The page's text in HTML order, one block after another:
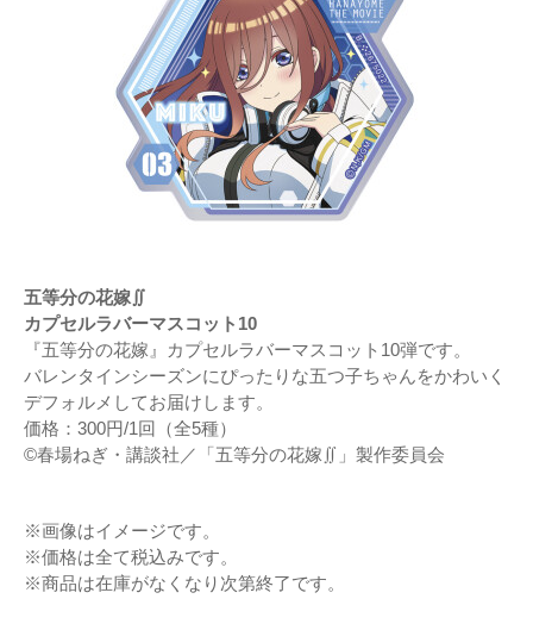
五等分の花嫁∬
カプセルラバーマスコット10
『五等分の花嫁』カプセルラバーマスコット10弾です。
バレンタインシーズンにぴったりな五つ子ちゃんをかわいく
デフォルメしてお届けします。
価格：300円/1回（全5種）
©春場ねぎ・講談社／「五等分の花嫁∬」製作委員会
※画像はイメージです。
※価格は全て税込みです。
※商品は在庫がなくなり次第終了です。